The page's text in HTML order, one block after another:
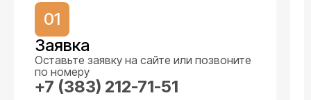
01
Заявка
Оставьте заявку на сайте или позвоните
по номеру
+7 (383) 212-71-51